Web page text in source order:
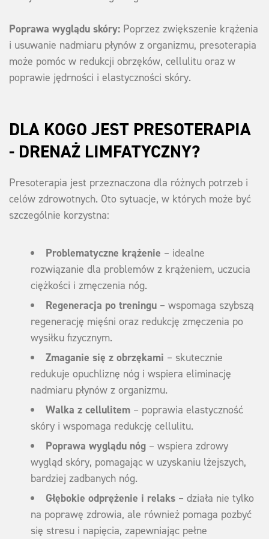
Poprawa wyglądu skóry: Poprzez zwiększenie krążenia
i usuwanie nadmiaru płynów z organizmu, presoterapia
może pomóc w redukcji obrzęków, cellulitu oraz w
poprawie jędrności i elastyczności skóry.
DLA KOGO JEST PRESOTERAPIA
- DRENAŻ LIMFATYCZNY?
Presoterapia jest przeznaczona dla różnych potrzeb i
celów zdrowotnych. Oto sytuacje, w których może być
szczególnie korzystna:
Problematyczne krążenie – idealne
rozwiązanie dla problemów z krążeniem, uczucia
ciężkości i zmęczenia nóg.
Regeneracja po treningu – wspomaga szybszą
regenerację mięśni oraz redukcję zmęczenia po
wysiłku fizycznym.
Zmaganie się z obrzękami – skutecznie
redukuje opuchliznę nóg i wspiera eliminację
nadmiaru płynów z organizmu.
Walka z cellulitem – poprawia elastyczność
skóry i wspomaga redukcję cellulitu.
Poprawa wyglądu nóg – wspiera zdrowy
wygląd skóry, pomagając w uzyskaniu lżejszych,
bardziej zadbanych nóg.
Głębokie odprężenie i relaks – działa nie tylko
na poprawę zdrowia, ale również pomaga pozbyć
się stresu i napięcia, zapewniając pełne